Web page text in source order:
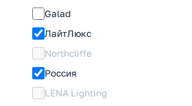
Galad
ЛайтЛюкс
Northcliffe
Россия
LENA Lighting